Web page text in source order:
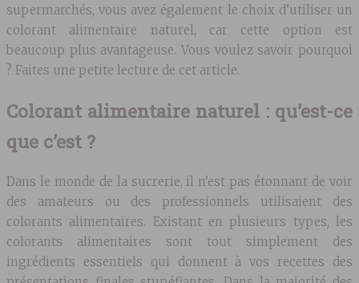
supermarchés, vous avez également le choix d’utiliser un
colorant alimentaire naturel, car cette option est
beaucoup plus avantageuse. Vous voulez savoir pourquoi
? Faites une petite lecture de cet article.
Colorant alimentaire naturel : qu’est-ce
que c’est ?
Dans le monde de la sucrerie, il n’est pas étonnant de voir
des amateurs ou des professionnels utilisaient des
colorants alimentaires. Existant en plusieurs types, les
colorants alimentaires sont tout simplement des
ingrédients essentiels qui donnent à vos recettes des